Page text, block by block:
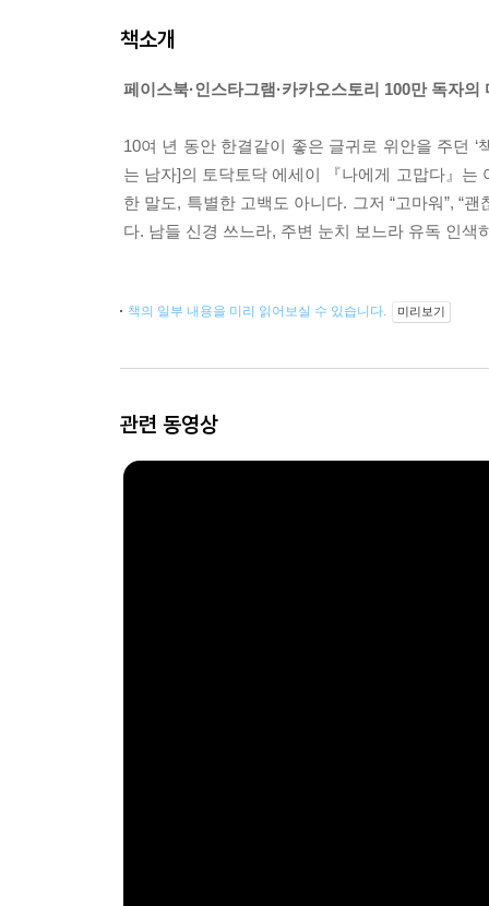
책소개
페이스북·인스타그램·카카오스토리 100만 독자
10여 년 동안 한결같이 좋은 글귀로 위안을 주던
는 남자]의 토닥토닥 에세이 『나에게 고맙다』
한 말도, 특별한 고백도 아니다. 그저 “고마워”, “
다. 남들 신경 쓰느라, 주변 눈치 보느라 유독 인
책의 일부 내용을 미리 읽어보실 수 있습니다. 미리보기
관련 동영상